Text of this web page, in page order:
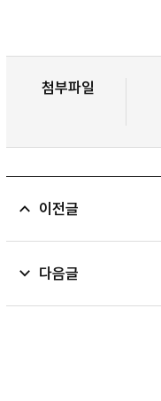
첨부파일
이전글
다음글